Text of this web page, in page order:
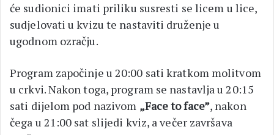
će sudionici imati priliku susresti se licem u lice,
sudjelovati u kvizu te nastaviti druženje u
ugodnom ozračju.
Program započinje u 20:00 sati kratkom molitvom
u crkvi. Nakon toga, program se nastavlja u 20:15
sati dijelom pod nazivom „Face to face”, nakon
čega u 21:00 sat slijedi kviz, a večer završava